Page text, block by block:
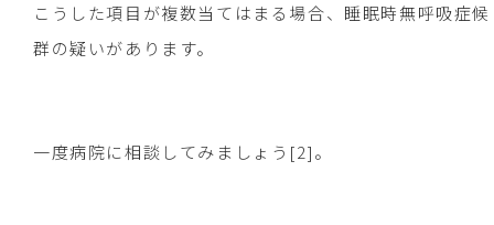
こうした項目が複数当てはまる場合、睡眠時無呼吸症候
群の疑いがあります。
一度病院に相談してみましょう[2]。